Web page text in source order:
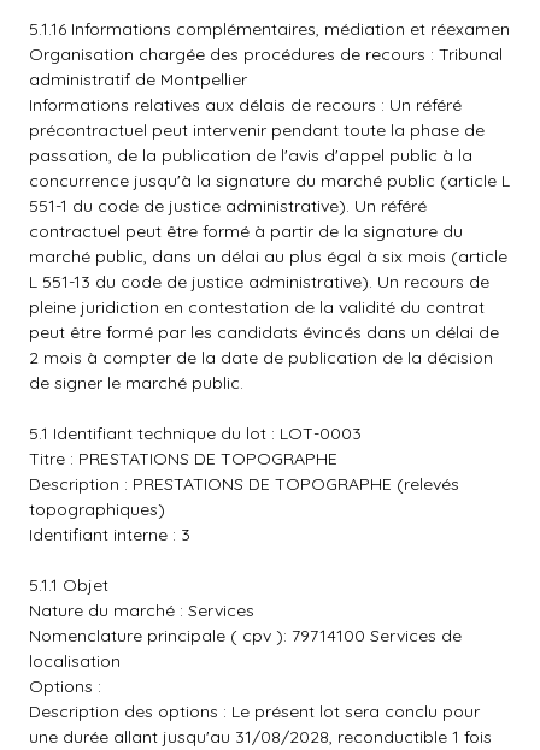
5.1.16 Informations complémentaires, médiation et réexamen
Organisation chargée des procédures de recours : Tribunal
administratif de Montpellier
Informations relatives aux délais de recours : Un référé
précontractuel peut intervenir pendant toute la phase de
passation, de la publication de l'avis d'appel public à la
concurrence jusqu'à la signature du marché public (article L
551-1 du code de justice administrative). Un référé
contractuel peut être formé à partir de la signature du
marché public, dans un délai au plus égal à six mois (article
L 551-13 du code de justice administrative). Un recours de
pleine juridiction en contestation de la validité du contrat
peut être formé par les candidats évincés dans un délai de
2 mois à compter de la date de publication de la décision
de signer le marché public.
5.1 Identifiant technique du lot : LOT-0003
Titre : PRESTATIONS DE TOPOGRAPHE
Description : PRESTATIONS DE TOPOGRAPHE (relevés
topographiques)
Identifiant interne : 3
5.1.1 Objet
Nature du marché : Services
Nomenclature principale ( cpv ): 79714100 Services de
localisation
Options :
Description des options : Le présent lot sera conclu pour
une durée allant jusqu'au 31/08/2028, reconductible 1 fois